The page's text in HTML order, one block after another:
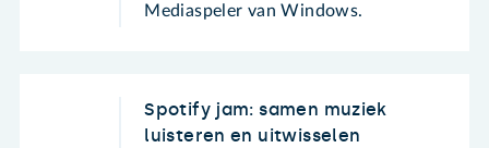
Mediaspeler van Windows.
Spotify jam: samen muziek
luisteren en uitwisselen